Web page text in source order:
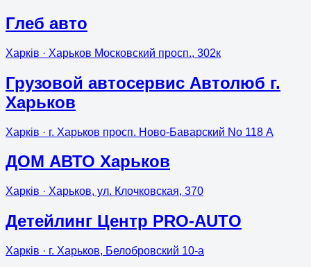
Глеб авто
Харків · Харьков Московский просп., 302к
Грузовой автосервис Автолюб г.
Харьков
Харків · г. Харьков просп. Ново-Баварский No 118 А
ДОМ АВТО Харьков
Харків · Харьков, ул. Клочковская, 370
Детейлинг Центр PRO-AUTO
Харків · г. Харьков, Белобровский 10-а